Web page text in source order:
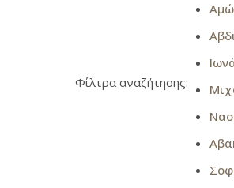
Φίλτρα αναζήτησης: